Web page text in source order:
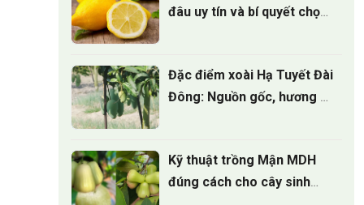
đâu uy tín và bí quyết chọn
Đặc điểm xoài Hạ Tuyết Đài
Đông: Nguồn gốc, hương vị
Kỹ thuật trồng Mận MDH
đúng cách cho cây sinh